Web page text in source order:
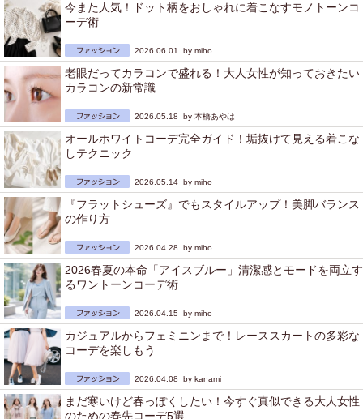
今また人気！ドット柄をおしゃれに着こなすモノトーンコ
ーデ術
2026.06.01 by miho
老眼だってカラコンで盛れる！大人女性が知っておきたい
カラコンの新常識
2026.05.18 by 本橋あやは
オールホワイトコーデ完全ガイド！垢抜けて見える着こな
しテクニック
2026.05.14 by miho
『フラットシューズ』でもスタイルアップ！美脚バランス
の作り方
2026.04.28 by miho
2026春夏の本命「アイスブルー」清潔感とモードを両立す
るワントーンコーデ術
2026.04.15 by miho
カジュアルからフェミニンまで！レーススカートの多彩な
コーデを楽しもう
2026.04.08 by kanami
まだ寒いけど春っぽくしたい！今すぐ真似できる大人女性
のための春先コーデ5選